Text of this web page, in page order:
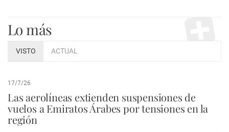
Lo más
VISTO ACTUAL
17/7/26
Las aerolíneas extienden suspensiones de
vuelos a Emiratos Árabes por tensiones en la
región